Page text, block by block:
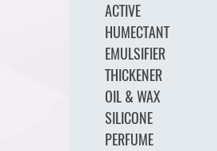
ACTIVE
HUMECTANT
EMULSIFIER
THICKENER
OIL & WAX
SILICONE
PERFUME